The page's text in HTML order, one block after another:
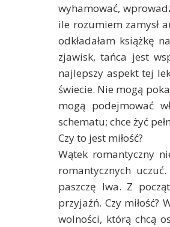
wyhamować,
ile rozumiem zamysł
odkładałam książkę
zjawisk, tańca jest
najlepszy aspekt tej
świecie. Nie mogą
mogą podejmować
schematu; chce żyć
Czy to jest miłość?
Wątek romantyczny
romantycznych
paszczę lwa. Z
przyjaźń. Czy miłość?
wolności, którą chcą